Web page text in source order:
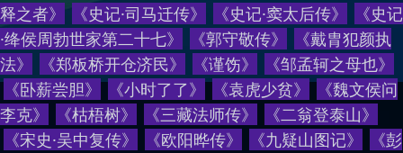
释之者》 《史记·司马迁传》 《史记·窦太后传》 《史记
·绛侯周勃世家第二十七》 《郭守敬传》 《戴胄犯颜执
法》 《郑板桥开仓济民》 《谨饬》 《邹孟轲之母也》
《卧薪尝胆》 《小时了了》 《袁虎少贫》 《魏文侯问
李克》 《枯梧树》 《三藏法师传》 《二翁登泰山》
《宋史·吴中复传》 《欧阳晔传》 《九疑山图记》 《彭